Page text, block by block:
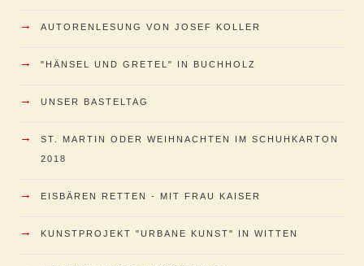
→ AUTORENLESUNG VON JOSEF KOLLER
→ "HÄNSEL UND GRETEL" IN BUCHHOLZ
→ UNSER BASTELTAG
→
ST. MARTIN ODER WEIHNACHTEN IM SCHUHKARTON
2018
→ EISBÄREN RETTEN - MIT FRAU KAISER
→ KUNSTPROJEKT "URBANE KUNST" IN WITTEN